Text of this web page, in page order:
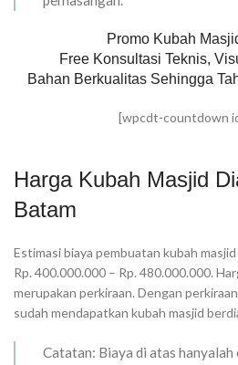
Promo Kubah
Free Konsultasi Teknis,
Bahan Berkualitas Sehingga
[wpcdt-countdown
Harga Kubah Masjid
Batam
Estimasi biaya pembuatan kubah
Rp. 400.000.000 – Rp. 480.000.000.
merupakan perkiraan. Dengan
sudah mendapatkan kubah masjid
Catatan: Biaya di atas